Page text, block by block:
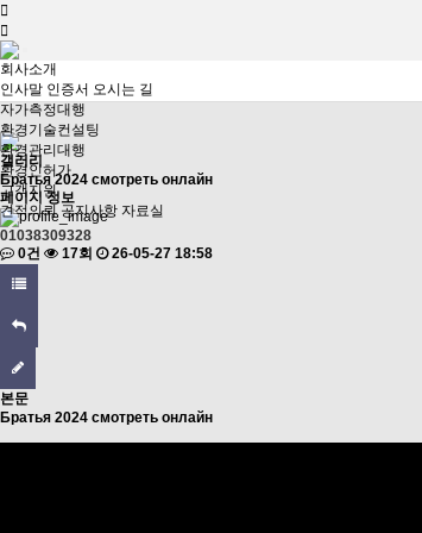
회사소개
인사말 인증서 오시는 길
자가측정대행
환경기술컨설팅
환경관리대행
환경인허가
고객지원
견적의뢰 공지사항 자료실
갤러리
Братья 2024 смотреть онлайн
페이지 정보
01038309328
0건
17회 26-05-27 18:58
본문
Братья 2024 смотреть онлайн